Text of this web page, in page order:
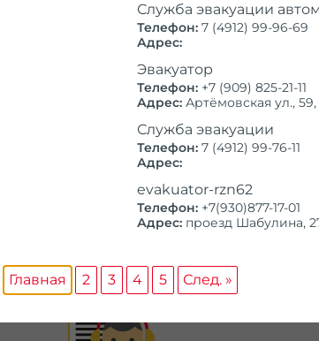
клиентам.
в любом
рынке доказала правильность
работа на перспективу.
конкурентной борьбе.
Служба эвакуации
Телефон:7 (4912) 99-96-69
Адрес:
Эвакуатор
Телефон:+7 (909) 825-21-11
Адрес:Артёмовская ул.,
Служба эвакуации
Телефон:7 (4912) 99-76-11
Адрес:
evakuator-rzn62
Телефон:+7(930)877-17-01
Адрес:проезд Шабулина,
Главная 2 3 4 5 След. »